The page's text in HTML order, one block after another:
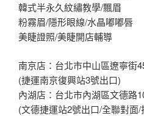
韓式半永久紋繡教學/飄眉
粉霧眉/隱形眼線/水晶嘟嘟唇
美睫證照/美睫開店輔導
南京店：台北市中山區遼寧街
(捷運南京復興站3號出口)
內湖店：台北市內湖區文德路
(文德捷運站2號出口/全聯對面